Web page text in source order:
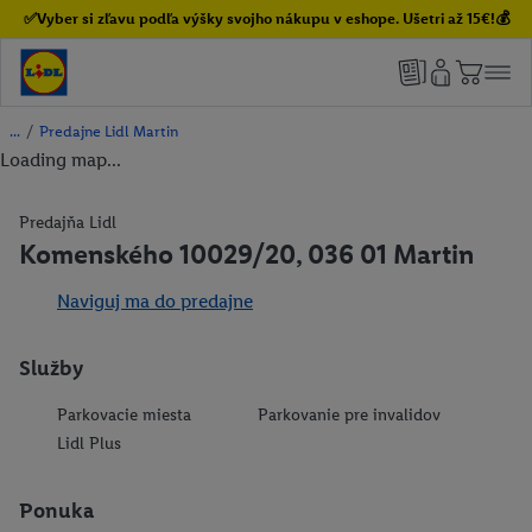
✅Vyber si zľavu podľa výšky svojho nákupu v eshope. Ušetri až 15€!💰
/ Predajne Lidl Martin
Loading map...
Predajňa Lidl
Komenského 10029/20, 036 01 Martin
Naviguj ma do predajne
Služby
Parkovacie miesta
Parkovanie pre invalidov
Lidl Plus
Ponuka